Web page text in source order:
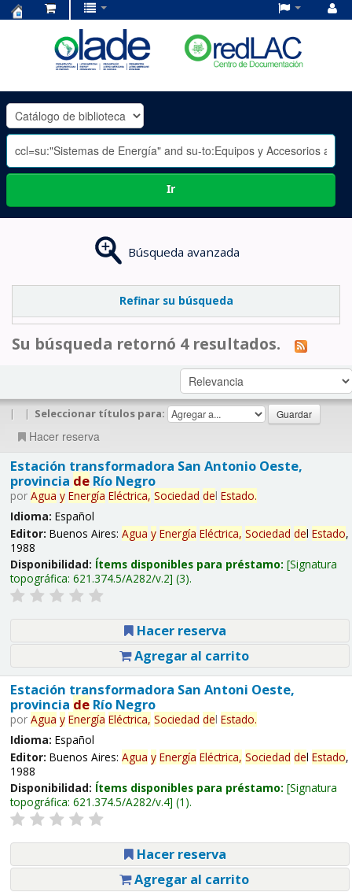
OLADE
-
Ir
Búsqueda avanzada
Refinar su búsqueda
Su búsqueda retornó 4 resultados.
| | Seleccionar títulos para:
Hacer reserva
Estación transformadora San Antonio Oeste,
provincia deRío Negro
por Agua y Energía Eléctrica, Sociedad del Estado.
Idioma: Español
Editor: Buenos Aires: Agua y Energía Eléctrica, Sociedad del Estado,
1988
Disponibilidad: Ítems disponibles para préstamo: Signatura
topográfica: 621.374.5/A282/v.2 (3).
Hacer reserva
Agregar al carrito
Estación transformadora San Antoni Oeste,
provincia deRío Negro
por Agua y Energía Eléctrica, Sociedad del Estado.
Idioma: Español
Editor: Buenos Aires: Agua y Energía Eléctrica, Sociedad del Estado,
1988
Disponibilidad: Ítems disponibles para préstamo: Signatura
topográfica: 621.374.5/A282/v.4 (1).
Hacer reserva
Agregar al carrito